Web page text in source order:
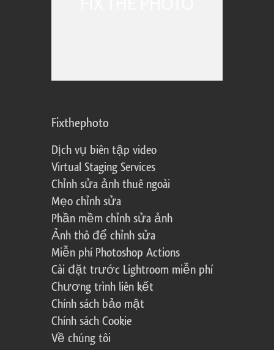
Fixthephoto
Dịch vụ biên tập video
Virtual Staging Services
Chỉnh sửa ảnh thuê ngoài
Mẹo chỉnh sửa
Phần mềm chỉnh sửa ảnh
Ảnh thô để chỉnh sửa
Miễn phí Photoshop Actions
Cài đặt trước Lightroom miễn phí
Chương trình liên kết
Chính sách bảo mật
Chính sách Cookie
Về chúng tôi